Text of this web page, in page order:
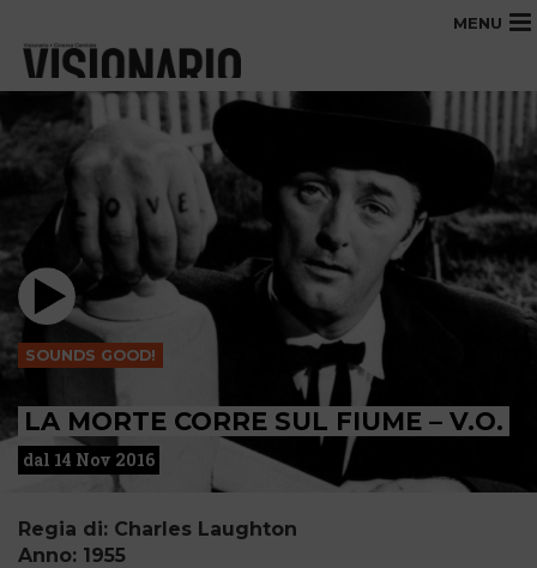
MENU
SOUNDS GOOD!
LA MORTE CORRE SUL FIUME – V.O.
dal 14 Nov 2016
Regia di: Charles Laughton
Anno: 1955